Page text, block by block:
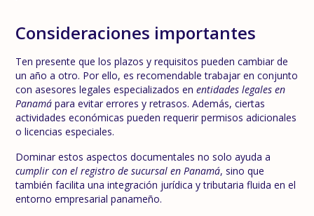
Consideraciones importantes
Ten presente que los plazos y requisitos pueden cambiar de
un año a otro. Por ello, es recomendable trabajar en conjunto
con asesores legales especializados enentidades legales en
Panamá para evitar errores y retrasos. Además, ciertas
actividades económicas pueden requerir permisos adicionales
o licencias especiales.
Dominar estos aspectos documentales no solo ayuda a
cumplir con el registro de sucursal en Panamá, sino que
también facilita una integración jurídica y tributaria fluida en el
entorno empresarial panameño.